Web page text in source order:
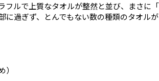
フルで上質なタオルが整然と並び、まさに
に過ぎず、とんでもない数の種類のタオル